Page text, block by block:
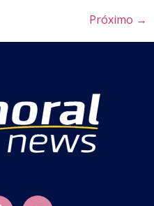
Próximo →